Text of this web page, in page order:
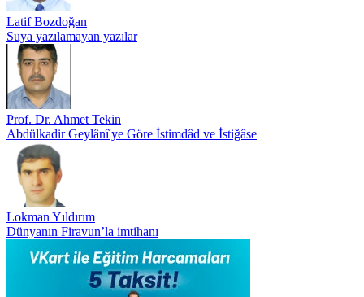
Latif Bozdoğan
Suya yazılamayan yazılar
Prof. Dr. Ahmet Tekin
Abdülkadir Geylânî'ye Göre İstimdâd ve İstiğâse
Lokman Yıldırım
Dünyanın Firavun’la imtihanı